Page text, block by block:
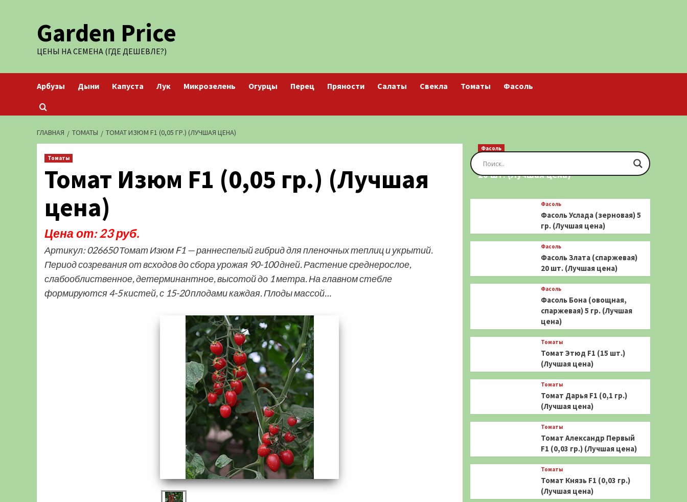
содержимомуGarden Price
ЦЕНЫ НА СЕМЕНА (ГДЕ ДЕШЕВЛЕ?)
Арбузы Дыни Капуста Лук Микрозелень Огурцы Перец Пряности Салаты Свекла Томаты Фасоль
ГЛАВНАЯ ТОМАТЫ ТОМАТ ИЗЮМ F1 (0,05 ГР.) (ЛУЧШАЯ ЦЕНА)
Томаты
Томат Изюм F1 (0,05 гр.) (Лучшая
цена)
Цена от: 23 руб.
Артикул: 026650 Томат Изюм F1 — раннеспелый гибрид для пленочных теплиц и укрытий.
Период созревания от всходов до сбора урожая 90-100 дней. Растение среднерослое,
слабооблиственное, детерминантное, высотой до 1 метра. На главном стебле
формируются 4-5 кистей, с 15-20 плодами каждая. Плоды массой…
Фасоль
Фасоль Золотая Сакса (спаржевая)
20 шт. (Лучшая цена)
Фасоль
Фасоль Услада (зерновая) 5
гр. (Лучшая цена)
Фасоль
Фасоль Злата (спаржевая)
20 шт. (Лучшая цена)
Фасоль
Фасоль Бона (овощная,
спаржевая) 5 гр. (Лучшая
цена)
Томаты
Томат Этюд F1 (15 шт.)
(Лучшая цена)
Томаты
Томат Дарья F1 (0,1 гр.)
(Лучшая цена)
Томаты
Томат Александр Первый
F1 (0,03 гр.) (Лучшая цена)
Томаты
Томат Князь F1 (0,03 гр.)
(Лучшая цена)